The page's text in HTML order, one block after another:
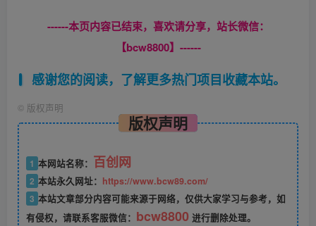
------本页内容已结束，喜欢请分享，站长微信：
【bcw8800】------
感谢您的阅读，了解更多热门项目收藏本站。
© 版权声明
版权声明
1 本网站名称： 百创网
2 本站永久网址： https://www.bcw89.com/
3 本站文章部分内容可能来源于网络，仅供大家学习与参考，如
有侵权，请联系客服微信： bcw8800 进行删除处理。